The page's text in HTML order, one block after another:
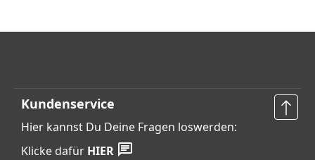
Kundenservice
Hier kannst Du Deine Fragen loswerden:
Klicke dafür HIER